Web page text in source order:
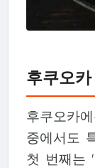
후쿠오
후쿠오카
중에서도
첫 번째는